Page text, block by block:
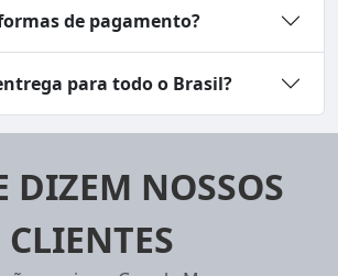
de pagamento?
para todo o Brasil?
DIZEM NOSSOS
CLIENTES